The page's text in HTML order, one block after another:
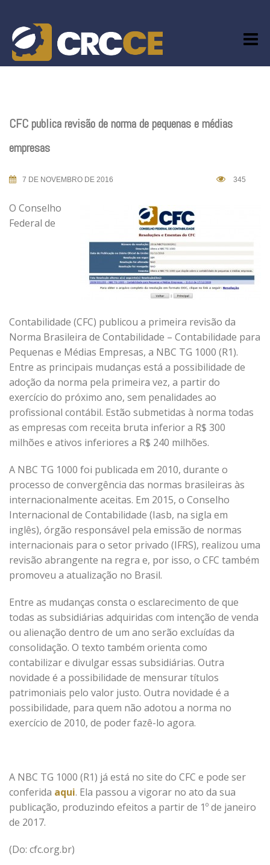
content
CFC publica revisão de norma de pequenas e médias
empresas
7 DE NOVEMBRO DE 2016 345
O Conselho
Federal de
Contabilidade (CFC) publicou a primeira revisão da
Norma Brasileira de Contabilidade – Contabilidade para
Pequenas e Médias Empresas, a NBC TG 1000 (R1).
Entre as principais mudanças está a possibilidade de
adoção da norma pela primeira vez, a partir do
exercício do próximo ano, sem penalidades ao
profissional contábil. Estão submetidas à norma todas
as empresas com receita bruta inferior a R$ 300
milhões e ativos inferiores a R$ 240 milhões.
A NBC TG 1000 foi publicada em 2010, durante o
processo de convergência das normas brasileiras às
internacionalmente aceitas. Em 2015, o Conselho
Internacional de Contabilidade (Iasb, na sigla em
inglês), órgão responsável pela emissão de normas
internacionais para o setor privado (IFRS), realizou uma
revisão abrangente na regra e, por isso, o CFC também
promoveu a atualização no Brasil.
Entre as mudanças consta o esclarecimento de que
todas as subsidiárias adquiridas com intenção de venda
ou alienação dentro de um ano serão excluídas da
consolidação. O texto também orienta como
contabilizar e divulgar essas subsidiárias. Outra
novidade é a possibilidade de mensurar títulos
patrimoniais pelo valor justo. Outra novidade é a
possibilidade, para quem não adotou a norma no
exercício de 2010, de poder fazê-lo agora.
A NBC TG 1000 (R1) já está no site do CFC e pode ser
conferida aqui. Ela passou a vigorar no ato da sua
publicação, produzindo efeitos a partir de 1º de janeiro
de 2017.
(Do: cfc.org.br)